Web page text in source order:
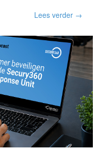
Lees verder →